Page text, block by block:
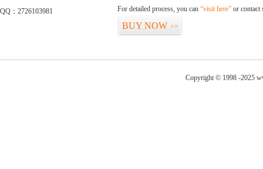
QQ：2726103981
For detailed process, you can “visit here” or contact
BUY NOW >>
Copyright © 1998 -2025